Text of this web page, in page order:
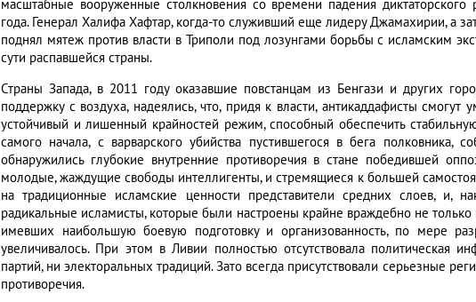
масштабные вооруженные столкновения со времени падения
года. Генерал Халифа Хафтар, когда-то служивший еще лидеру Джамахирии, а
поднял мятеж против власти в Триполи под лозунгами борьбы с исламским
сути распавшейся страны.
Страны Запада, в 2011 году оказавшие повстанцам из Бенгази и других
поддержку с воздуха, надеялись, что, придя к власти, антикаддафисты смогут
устойчивый и лишенный крайностей режим, способный обеспечить
самого начала, с варварского убийства пустившегося в бега
обнаружились глубокие внутренние противоречия в стане победившей
молодые, жаждущие свободы интеллигенты, и стремящиеся к большей
на традиционные исламские ценности представители средних слоев, и,
радикальные исламисты, которые были настроены крайне враждебно не
имевших наибольшую боевую подготовку и организованность, по мере
увеличивалось. При этом в Ливии полностью отсутствовала политическая
партий, ни электоральных традиций. Зато всегда присутствовали серьезные
противоречия.